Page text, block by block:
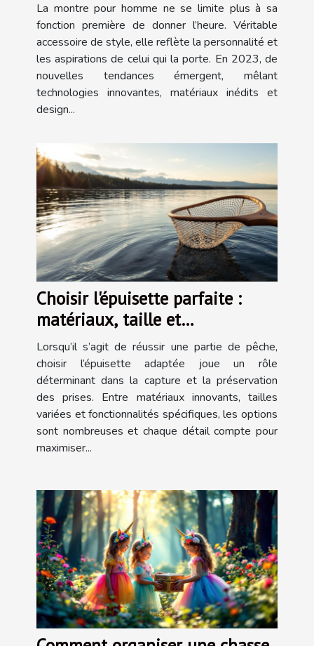
La montre pour homme ne se limite plus à sa
fonction première de donner l’heure. Véritable
accessoire de style, elle reflète la personnalité et
les aspirations de celui qui la porte. En 2023, de
nouvelles tendances émergent, mêlant
technologies innovantes, matériaux inédits et
design...
Choisir l'épuisette parfaite :
matériaux, taille et
fonctionnalité
Lorsqu’il s’agit de réussir une partie de pêche,
choisir l’épuisette adaptée joue un rôle
déterminant dans la capture et la préservation
des prises. Entre matériaux innovants, tailles
variées et fonctionnalités spécifiques, les options
sont nombreuses et chaque détail compte pour
maximiser...